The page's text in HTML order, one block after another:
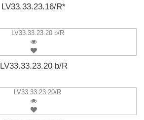
LV33.33.23.16/R*
LV33.33.23.20 b/R